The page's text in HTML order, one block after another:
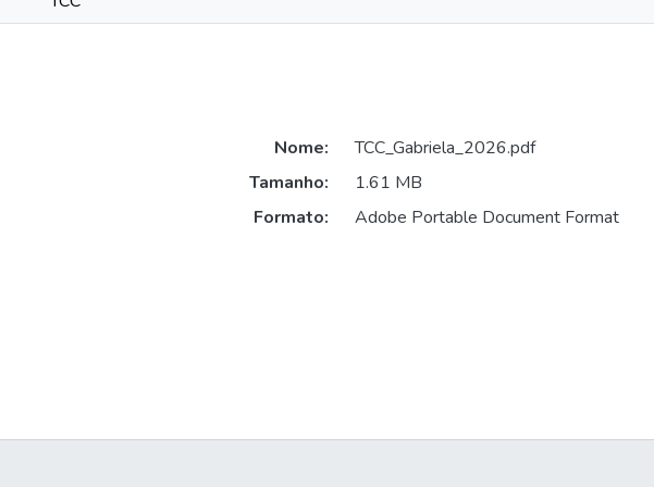
Nome:
TCC_Gabriela_2026.pdf
Tamanho:
1.61 MB
Formato:
Adobe Portable Document Format